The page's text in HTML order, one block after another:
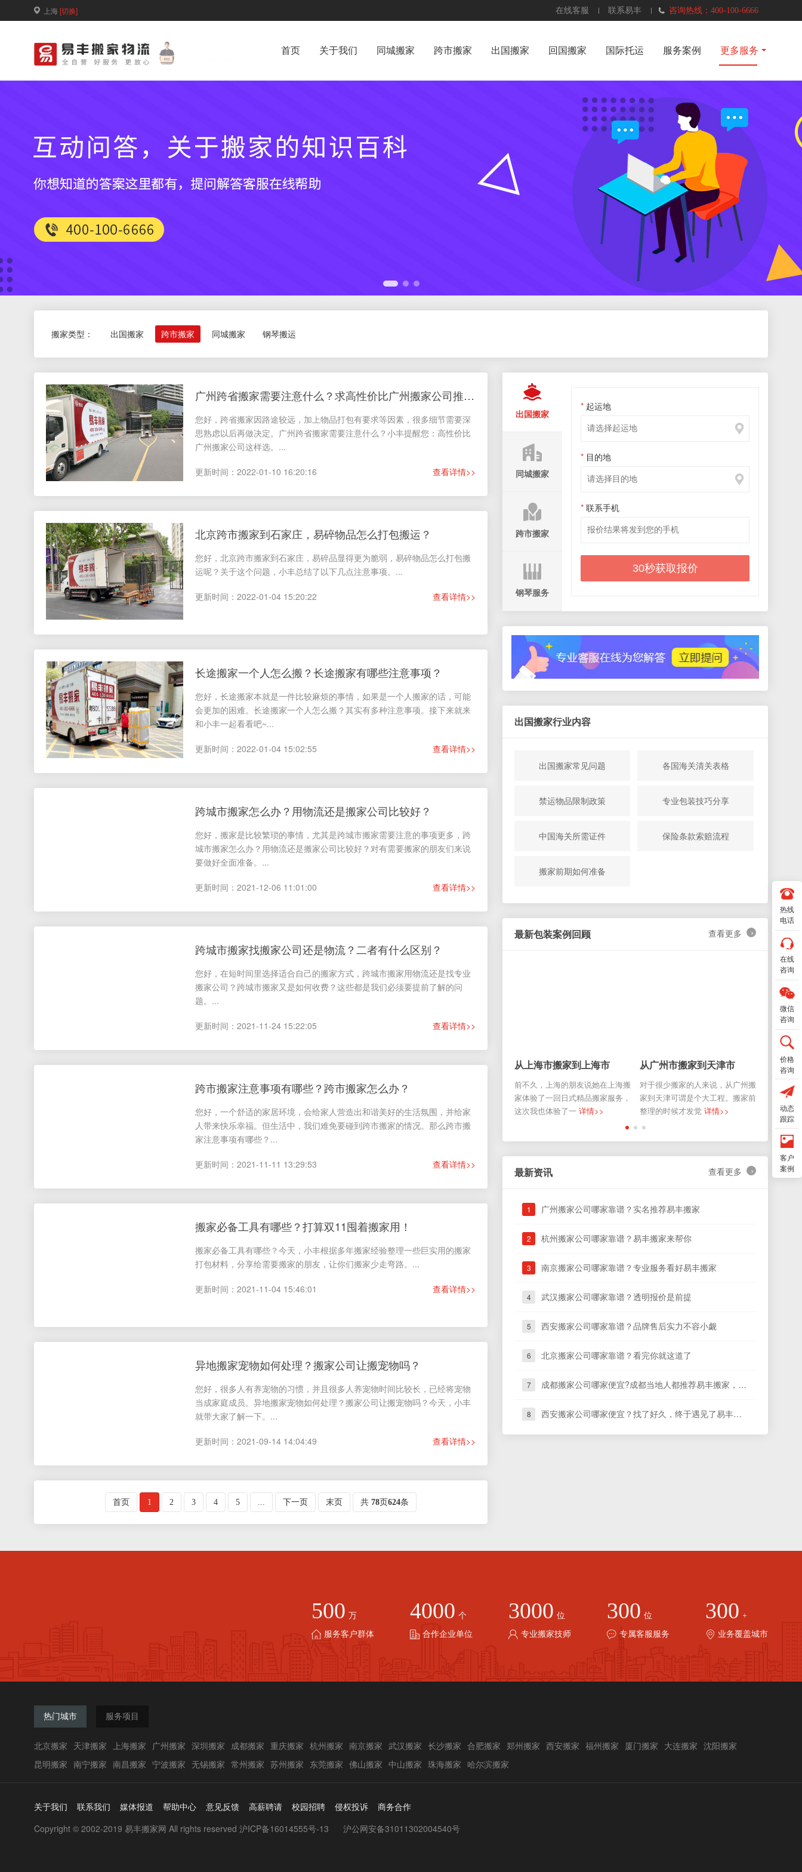
上海[切换] 在线客服 联系易丰 咨询热线：400-100-6666
首页 关于我们 同城搬家 跨市搬家 出国搬家 回国搬家 国际托运 服务案例 更多服务
搬家类型： 出国搬家 跨市搬家 同城搬家 钢琴搬运
广州跨省搬家需要注意什么？求高性价比广州搬家公司推荐！
您好，跨省搬家因路途较远，加上物品打包有要求等因素，很多细节需要深
思熟虑以后再做决定。广州跨省搬家需要注意什么？小丰提醒您：高性价比
广州搬家公司这样选。...
更新时间：2022-01-10 16:20:16 查看详情>>
北京跨市搬家到石家庄，易碎物品怎么打包搬运？
您好，北京跨市搬家到石家庄，易碎品显得更为脆弱，易碎物品怎么打包搬
运呢？关于这个问题，小丰总结了以下几点注意事项。...
更新时间：2022-01-04 15:20:22 查看详情>>
长途搬家一个人怎么搬？长途搬家有哪些注意事项？
您好，长途搬家本就是一件比较麻烦的事情，如果是一个人搬家的话，可能
会更加的困难。长途搬家一个人怎么搬？其实有多种注意事项。接下来就来
和小丰一起看看吧~...
更新时间：2022-01-04 15:02:55 查看详情>>
跨城市搬家怎么办？用物流还是搬家公司比较好？
您好，搬家是比较繁琐的事情，尤其是跨城市搬家需要注意的事项更多，跨
城市搬家怎么办？用物流还是搬家公司比较好？对有需要搬家的朋友们来说
要做好全面准备。...
更新时间：2021-12-06 11:01:00 查看详情>>
跨城市搬家找搬家公司还是物流？二者有什么区别？
您好，在短时间里选择适合自己的搬家方式，跨城市搬家用物流还是找专业
搬家公司？跨城市搬家又是如何收费？这些都是我们必须要提前了解的问
题。...
更新时间：2021-11-24 15:22:05 查看详情>>
跨市搬家注意事项有哪些？跨市搬家怎么办？
您好，一个舒适的家居环境，会给家人营造出和谐美好的生活氛围，并给家
人带来快乐幸福。但生活中，我们难免要碰到跨市搬家的情况。那么跨市搬
家注意事项有哪些？...
更新时间：2021-11-11 13:29:53 查看详情>>
搬家必备工具有哪些？打算双11囤着搬家用！
搬家必备工具有哪些？今天，小丰根据多年搬家经验整理一些巨实用的搬家
打包材料，分享给需要搬家的朋友，让你们搬家少走弯路。...
更新时间：2021-11-04 15:46:01 查看详情>>
异地搬家宠物如何处理？搬家公司让搬宠物吗？
您好，很多人有养宠物的习惯，并且很多人养宠物时间比较长，已经将宠物
当成家庭成员。异地搬家宠物如何处理？搬家公司让搬宠物吗？今天，小丰
就带大家了解一下。...
更新时间：2021-09-14 14:04:49 查看详情>>
首页 1 2 3 4 5 ... 下一页 末页 共 78页624条
出国搬家
同城搬家
跨市搬家
钢琴服务
* 起运地
* 目的地
* 联系手机
30秒获取报价
出国搬家行业内容
出国搬家常见问题 各国海关清关表格
禁运物品限制政策 专业包装技巧分享
中国海关所需证件 保险条款索赔流程
搬家前期如何准备
最新包装案例回顾 查看更多 ›
从上海市搬家到上海市
前不久，上海的朋友说她在上海搬
家体验了一回日式精品搬家服务，
这次我也体验了一 详情>>
从广州市搬家到天津市
对于很少搬家的人来说，从广州搬
家到天津可谓是个大工程。搬家前
整理的时候才发觉 详情>>
从深圳
前段时
家，从
搬家过
最新资讯 查看更多 ›
1 广州搬家公司哪家靠谱？实名推荐易丰搬家
2 杭州搬家公司哪家靠谱？易丰搬家来帮你
3 南京搬家公司哪家靠谱？专业服务看好易丰搬家
4 武汉搬家公司哪家靠谱？透明报价是前提
5 西安搬家公司哪家靠谱？品牌售后实力不容小觑
6 北京搬家公司哪家靠谱？看完你就这道了
7 成都搬家公司哪家便宜?成都当地人都推荐易丰搬家，果真没错
8 西安搬家公司哪家便宜？找了好久，终于遇见了易丰搬家
500 万
服务客户群体
4000 个
合作企业单位
3000 位
专业搬家技师
300 位
专属客服服务
300 +
业务覆盖城市
热门城市 服务项目
北京搬家 天津搬家 上海搬家 广州搬家 深圳搬家 成都搬家 重庆搬家 杭州搬家 南京搬家 武汉搬家 长沙搬家 合肥搬家 郑州搬家 西安搬家 福州搬家 厦门搬家 大连搬家 沈阳搬家
昆明搬家 南宁搬家 南昌搬家 宁波搬家 无锡搬家 常州搬家 苏州搬家 东莞搬家 佛山搬家 中山搬家 珠海搬家 哈尔滨搬家
关于我们 联系我们 媒体报道 帮助中心 意见反馈 高薪聘请 校园招聘 侵权投诉 商务合作
Copyright © 2002-2019 易丰搬家网 All rights reserved 沪ICP备16014555号-13 沪公网安备31011302004540号
热线
电话
在线
咨询
微信
咨询
价格
咨询
动态
跟踪
客户
案例
城
快速获取跨市搬家报价
*为了您的权益，您的隐私将被严格保密
客服在线时间：08:00 - 22:00
全国服务热线：
扫码交流
无锡 0510-85255506 福州 400-100-6666 厦门 0592-6384128 长春 400-100-6666